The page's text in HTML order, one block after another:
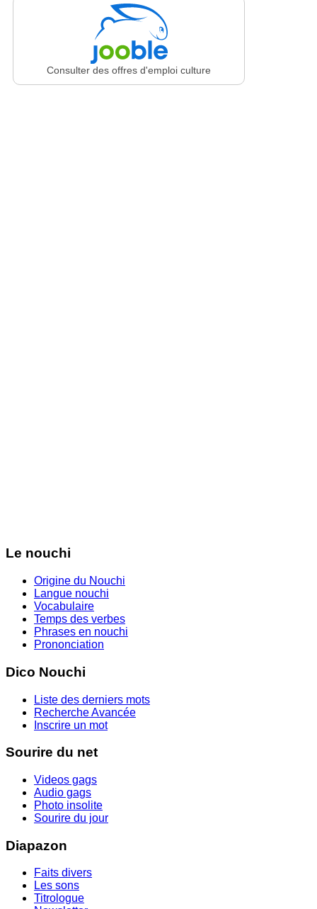
Consulter des offres d'emploi culture
Le nouchi
Origine du Nouchi
Langue nouchi
Vocabulaire
Temps des verbes
Phrases en nouchi
Prononciation
Dico Nouchi
Liste des derniers mots
Recherche Avancée
Inscrire un mot
Sourire du net
Videos gags
Audio gags
Photo insolite
Sourire du jour
Diapazon
Faits divers
Les sons
Titrologue